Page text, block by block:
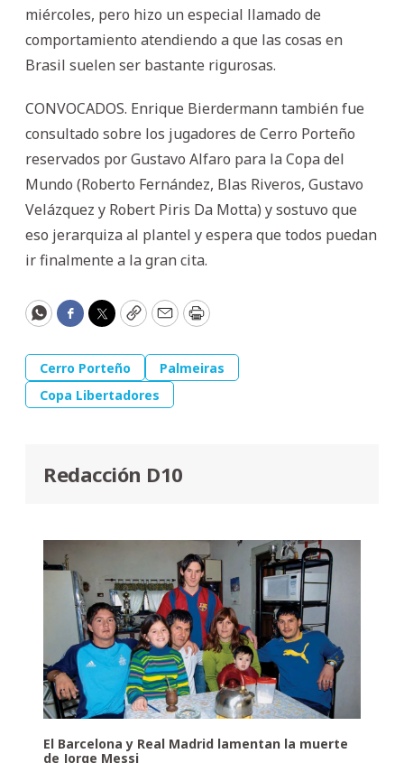
miércoles, pero hizo un especial llamado de
comportamiento atendiendo a que las cosas en
Brasil suelen ser bastante rigurosas.
CONVOCADOS. Enrique Bierdermann también fue
consultado sobre los jugadores de Cerro Porteño
reservados por Gustavo Alfaro para la Copa del
Mundo (Roberto Fernández, Blas Riveros, Gustavo
Velázquez y Robert Piris Da Motta) y sostuvo que
eso jerarquiza al plantel y espera que todos puedan
ir finalmente a la gran cita.
WhatsApp
Facebook
Twitter
CopyEmailPrint
Cerro Porteño
Palmeiras
Copa Libertadores
Redacción D10
El Barcelona y Real Madrid lamentan la muerte
de Jorge Messi